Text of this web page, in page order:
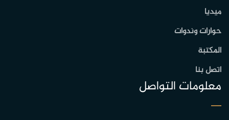
ميديا
حوارات وندوات
المكتبة
اتصل بنا
معلومات التواصل